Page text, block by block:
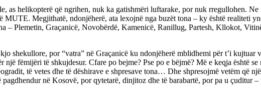
as helikopterë që ngrihen, nuk ka gatishmëri luftarake, por nuk rregullohen.
MUTE. Megjithatë, ndonjëherë, ata lexojnë nga buzët tona – ky është realiteti
– Plemetin, Graçanicë, Novobërdë, Kamenicë, Ranillug, Partesh, Kllokot,
shekullore, por “vatra” në Graçanicë ku ndonjëherë mblidhemi për t’i
fëmijëri të shkujdesur. Cfare po bejme? Pse po e bëjmë? Më e keqja është
të vetes dhe të dëshirave e shpresave tona… Dhe shpresojmë vetëm që
në Kosovë, por qytetarë, dinjitoz dhe të barabartë, por pa u çuditur –